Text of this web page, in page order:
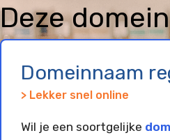
Deze
Domeinnaam
> Lekker snel online
Wil je een soortgelijke